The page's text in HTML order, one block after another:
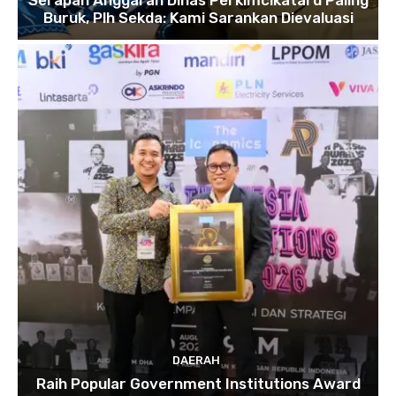
Buruk, Plh Sekda: Kami Sarankan Dievaluasi
DAERAH
Raih Popular Government Institutions Award